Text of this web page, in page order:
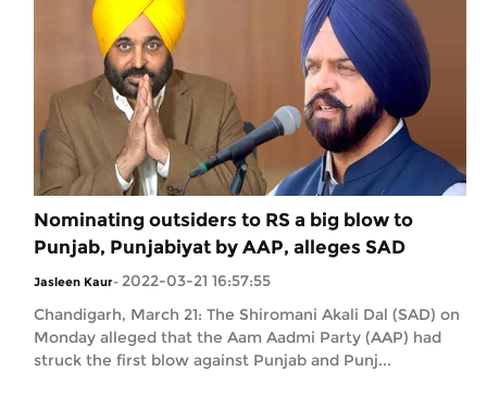
Nominating outsiders to RS a big blow to
Punjab, Punjabiyat by AAP, alleges SAD
Jasleen Kaur- 2022-03-21 16:57:55
Chandigarh, March 21: The Shiromani Akali Dal (SAD) on
Monday alleged that the Aam Aadmi Party (AAP) had
struck the first blow against Punjab and Punj...